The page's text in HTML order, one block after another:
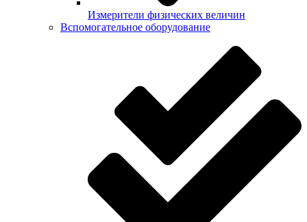
Измерители физических величин
Вспомогательное оборудование